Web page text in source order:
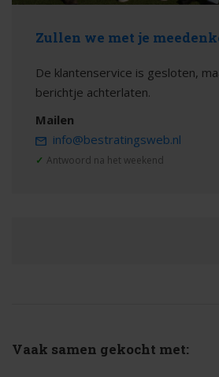
Zullen we met je
De klantenservice is gesloten,
berichtje achterlaten.
Mailen
info@bestratingsweb.nl
✓ Antwoord na het weekend
Vaak samen gekocht met: